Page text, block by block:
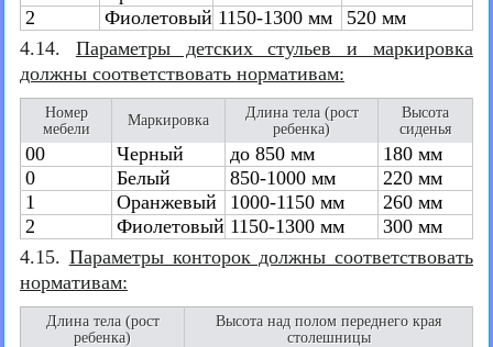
2
Фиолетовый 1150-1300 мм
520 мм
4.14. Параметры детских стульев и маркировка
должны соответствовать нормативам:
Номер
мебели
Маркировка
Длина тела (рост
ребенка)
Высота
сиденья
00 Черный до 850 мм
180 мм
0
Белый 850-1000 мм
220 мм
1
Оранжевый 1000-1150 мм
260 мм
2
Фиолетовый 1150-1300 мм
300 мм
4.15. Параметры конторок должны соответствовать
нормативам:
Длина тела (рост
ребенка)
Высота над полом переднего края
столешницы